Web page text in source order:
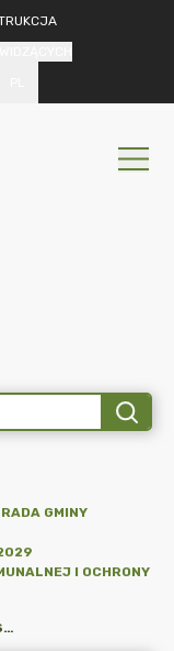
RADA GMINY
I OCHRONY
POSIEDZENIA KOMISJI ROLNICTWA, GOSPODARKI KOMUNALNEJ I OCHRONY ŚRODOWISKA W 2024R. - IX KADENCJA RADY GMINY PRUSZCZ GDAŃSKI